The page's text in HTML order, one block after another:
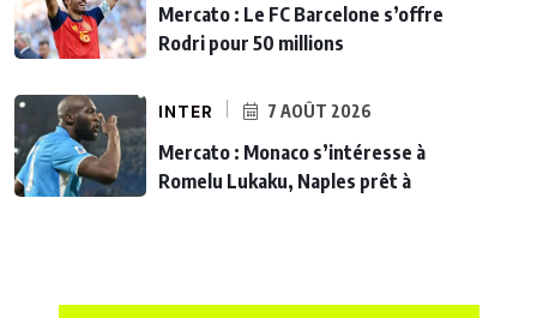
Mercato : Le FC Barcelone s’offre
Rodri pour 50 millions
INTER 7 AOÛT 2026
Mercato : Monaco s’intéresse à
Romelu Lukaku, Naples prêt à